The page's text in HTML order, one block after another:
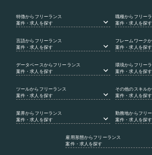
特徴からフリーランス
案件・求人を探す
職種からフリーラ
案件・求人を探す
言語からフリーランス
案件・求人を探す
フレームワーク
案件・求人を探す
データベース からフリーランス
案件・求人を探す
環境からフリーラ
案件・求人を探す
ツールからフリーランス
案件・求人を探す
その他のスキル
案件・求人を探す
業界からフリーランス
案件・求人を探す
勤務地からフリ
案件・求人を探す
雇用形態からフリーランス
案件・求人を探す